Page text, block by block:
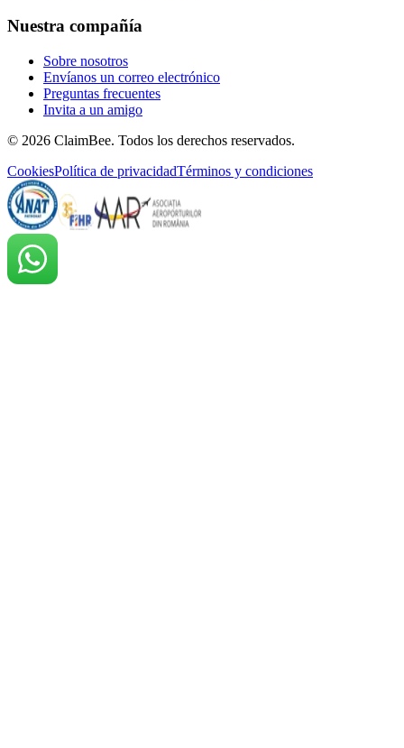
Nuestra compañía
Sobre nosotros
Envíanos un correo electrónico
Preguntas frecuentes
Invita a un amigo
© 2026 ClaimBee. Todos los derechos reservados.
CookiesPolítica de privacidadTérminos y condiciones